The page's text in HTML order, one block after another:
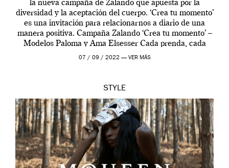
la nueva campaña de Zalando que apuesta por la
diversidad y la aceptación del cuerpo. ‘Crea tu momento’
es una invitación para relacionarnos a diario de una
manera positiva. Campaña Zalando ‘Crea tu momento’ –
Modelos Paloma y Ama Elsesser Cada prenda, cada
outfit, cada momento, caracteriza […]
07 / 09 / 2022 — VER MÁS
STYLE